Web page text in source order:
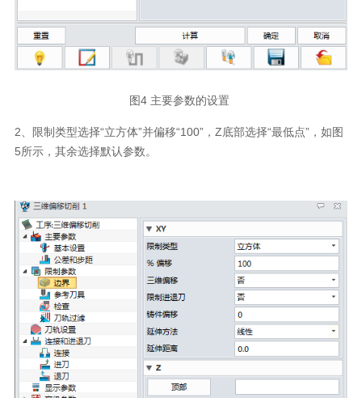
图4 主要参数的设置
2、限制类型选择“立方体”并偏移“100”，Z底部选择“最低点”，如图
5所示，其余选择默认参数。